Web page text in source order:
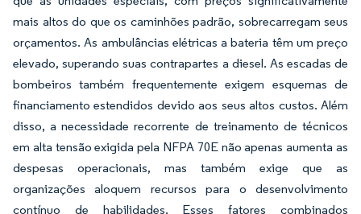
mais altos do que os caminhões padrão, sobrecarregam seus
orçamentos. As ambulâncias elétricas a bateria têm um preço
elevado, superando suas contrapartes a diesel. As escadas de
bombeiros também frequentemente exigem esquemas de
financiamento estendidos devido aos seus altos custos. Além
disso, a necessidade recorrente de treinamento de técnicos
em alta tensão exigida pela NFPA 70E não apenas aumenta as
despesas operacionais, mas também exige que as
organizações aloquem recursos para o desenvolvimento
contínuo de habilidades. Esses fatores combinados